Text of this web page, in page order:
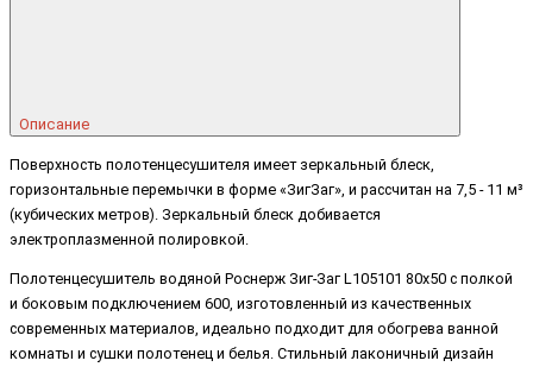
Описание
Поверхность полотенцесушителя имеет зеркальный блеск,
горизонтальные перемычки в форме «ЗигЗаг», и рассчитан на 7,5 - 11 м³
(кубических метров). Зеркальный блеск добивается
электроплазменной полировкой.
Полотенцесушитель водяной Роснерж Зиг-Заг L105101 80x50 с полкой
и боковым подключением 600, изготовленный из качественных
современных материалов, идеально подходит для обогрева ванной
комнаты и сушки полотенец и белья. Стильный лаконичный дизайн